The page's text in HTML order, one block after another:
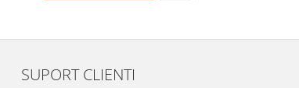
SUPORT CLIENTI